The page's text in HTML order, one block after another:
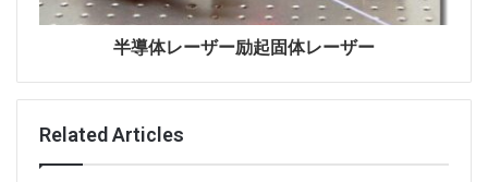
る現象発生の原因。」
同じナノ科学センターからのPekka Koskinen博士は
半導体レーザー励起固体レーザー
Related Articles